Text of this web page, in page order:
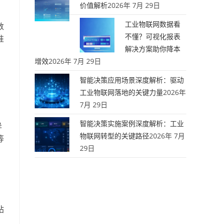
价值解析2026年 7月 29日
工业物联网数据看
不懂？可视化报表
解决方案助你降本
增效2026年 7月 29日
智能决策应用场景深度解析：驱动
工业物联网落地的关键力量2026年
7月 29日
智能决策实施案例深度解析：工业
物联网转型的关键路径2026年 7月
29日